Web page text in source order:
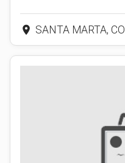
place SANTA MARTA, CO